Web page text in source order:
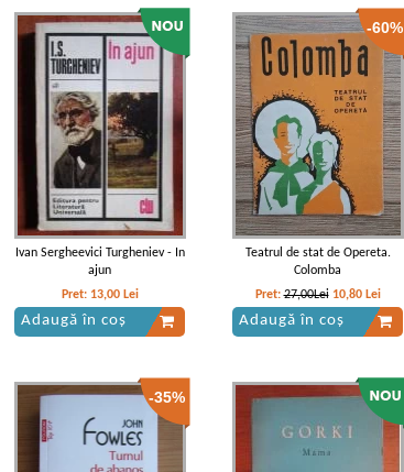
Ivan Sergheevici Turgheniev - In
ajun
Pret: 13,00 Lei
Adaugă în coș
-60%
Teatrul de stat de Opereta.
Colomba
Pret:27,00Lei 10,80 Lei
Adaugă în coș
-35%